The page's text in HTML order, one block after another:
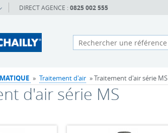
DIRECT AGENCE : 0825 002 555
» Traitement d'air » Traitement d'air série MS
d'air série MS